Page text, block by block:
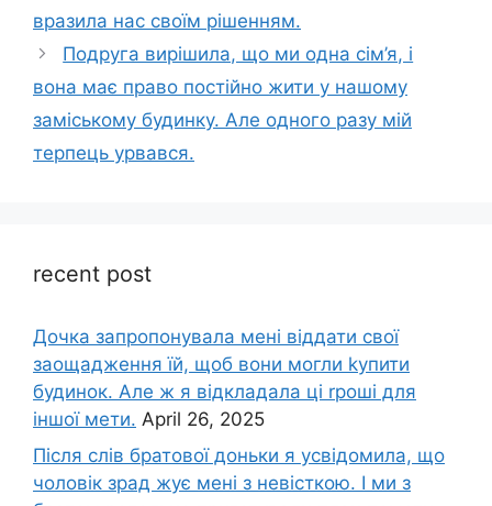
вразила нас своїм рішенням.
Подруга вирішила, що ми одна сім’я, і
вона має право постійно жити у нашому
заміському будинку. Але одного разу мій
терпець урвався.
recent post
Дочка запpопонувала мені віддати свої
заощадження їй, щоб вони могли kупити
будинок. Але ж я відкладала ці rроші для
іншої мети. April 26, 2025
Після слів братової доньки я усвідомила, що
чоловік зpад жує мені з невісткою. І ми з